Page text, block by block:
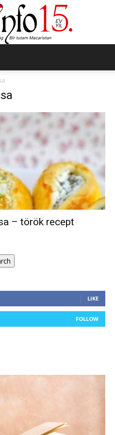
– török recept
LIKE
FOLLOW